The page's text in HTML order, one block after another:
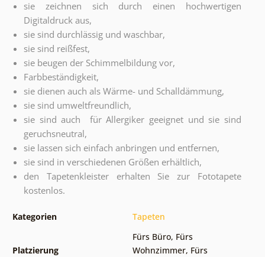
sie zeichnen sich durch einen hochwertigen
Digitaldruck aus,
sie sind durchlässig und waschbar,
sie sind reißfest,
sie beugen der Schimmelbildung vor,
Farbbeständigkeit,
sie dienen auch als Wärme- und Schalldämmung,
sie sind umweltfreundlich,
sie sind auch für Allergiker geeignet und sie sind
geruchsneutral,
sie lassen sich einfach anbringen und entfernen,
sie sind in verschiedenen Größen erhältlich,
den Tapetenkleister erhalten Sie zur Fototapete
kostenlos.
Kategorien Tapeten
Platzierung
Fürs Büro, Fürs
Wohnzimmer, Fürs